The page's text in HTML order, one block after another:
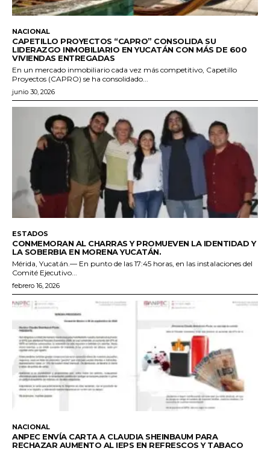
NACIONAL
CAPETILLO PROYECTOS “CAPRO” CONSOLIDA SU
LIDERAZGO INMOBILIARIO EN YUCATÁN CON MÁS DE 600
VIVIENDAS ENTREGADAS
En un mercado inmobiliario cada vez más competitivo, Capetillo
Proyectos (CAPRO) se ha consolidado...
junio 30, 2026
ESTADOS
CONMEMORAN AL CHARRAS Y PROMUEVEN LA IDENTIDAD Y
LA SOBERBIA EN MORENA YUCATÁN.
Mérida, Yucatán.— En punto de las 17:45 horas, en las instalaciones del
Comité Ejecutivo...
febrero 16, 2026
NACIONAL
ANPEC ENVÍA CARTA A CLAUDIA SHEINBAUM PARA
RECHAZAR AUMENTO AL IEPS EN REFRESCOS Y TABACO